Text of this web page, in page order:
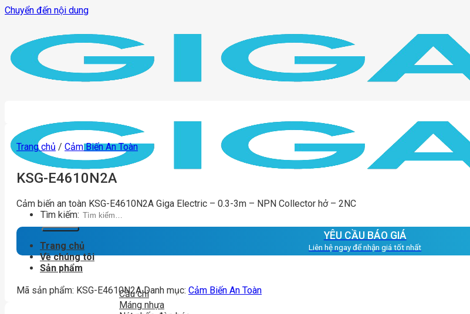
Chuyển đến nội dung
Tìm kiếm:
Trang chủ
Về chúng tôi
Sản phẩm
Cầu chì
Máng nhựa
Trang chủ / Cảm Biến An Toàn
KSG-E4610N2A
Cảm biến an toàn KSG-E4610N2A Giga Electric – 0.3-3m – NPN Collector hở – 2NC
YÊU CẦU BÁO GIÁ
Liên hệ ngay để nhận giá tốt nhất
Mã sản phẩm: KSG-E4610N2A Danh mục: Cảm Biến An Toàn